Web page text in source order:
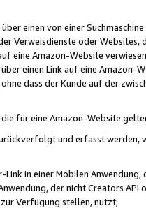
einen von einer
Verweisdienste oder Websites,
eine Amazon-Website
einen Link auf eine
dass der Kunde auf der
für eine Amazon-Website
und erfasst werden,
in einer Mobilen
der nicht Creators
Verfügung stellen, nutzt;